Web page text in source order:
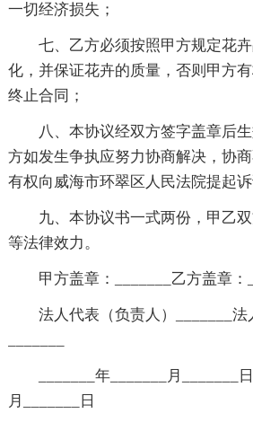
一切经济损失；
七、乙方必须按照甲方规定花
化，并保证花卉的质量，否则甲方
终止合同；
八、本协议经双方签字盖章后
方如发生争执应努力协商解决，协
有权向威海市环翠区人民法院提起诉
九、本协议书一式两份，甲乙
等法律效力。
甲方盖章：_______乙方盖章：
法人代表（负责人）_______法
_______年_______月_______
月_______日